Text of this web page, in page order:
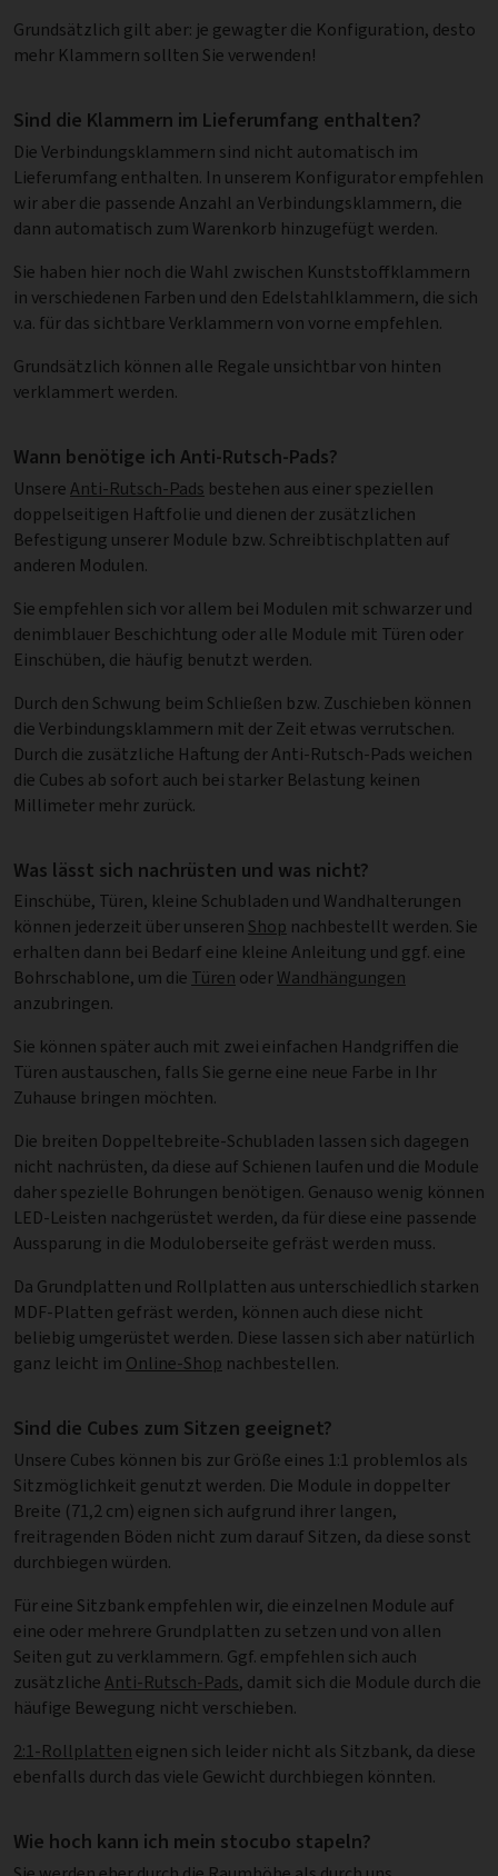
Grundsätzlich gilt aber: je gewagter die Konfiguration, desto
mehr Klammern sollten Sie verwenden!
Sind die Klammern im Lieferumfang enthalten?
Die Verbindungsklammern sind nicht automatisch im
Lieferumfang enthalten. In unserem Konfigurator empfehlen
wir aber die passende Anzahl an Verbindungsklammern, die
dann automatisch zum Warenkorb hinzugefügt werden.
Sie haben hier noch die Wahl zwischen Kunststoffklammern
in verschiedenen Farben und den Edelstahlklammern, die sich
v.a. für das sichtbare Verklammern von vorne empfehlen.
Grundsätzlich können alle Regale unsichtbar von hinten
verklammert werden.
Wann benötige ich Anti-Rutsch-Pads?
UnsereAnti-Rutsch-Pads bestehen aus einer speziellen
doppelseitigen Haftfolie und dienen der zusätzlichen
Befestigung unserer Module bzw. Schreibtischplatten auf
anderen Modulen.
Sie empfehlen sich vor allem bei Modulen mit schwarzer und
denimblauer Beschichtung oder alle Module mit Türen oder
Einschüben, die häufig benutzt werden.
Durch den Schwung beim Schließen bzw. Zuschieben können
die Verbindungsklammern mit der Zeit etwas verrutschen.
Durch die zusätzliche Haftung der Anti-Rutsch-Pads weichen
die Cubes ab sofort auch bei starker Belastung keinen
Millimeter mehr zurück.
Was lässt sich nachrüsten und was nicht?
Einschübe, Türen, kleine Schubladen und Wandhalterungen
können jederzeit über unseren Shop nachbestellt werden. Sie
erhalten dann bei Bedarf eine kleine Anleitung und ggf. eine
Bohrschablone, um die Türen oderWandhängungen
anzubringen.
Sie können später auch mit zwei einfachen Handgriffen die
Türen austauschen, falls Sie gerne eine neue Farbe in Ihr
Zuhause bringen möchten.
Die breiten Doppeltebreite-Schubladen lassen sich dagegen
nicht nachrüsten, da diese auf Schienen laufen und die Module
daher spezielle Bohrungen benötigen. Genauso wenig können
LED-Leisten nachgerüstet werden, da für diese eine passende
Aussparung in die Moduloberseite gefräst werden muss.
Da Grundplatten und Rollplatten aus unterschiedlich starken
MDF-Platten gefräst werden, können auch diese nicht
beliebig umgerüstet werden. Diese lassen sich aber natürlich
ganz leicht im Online-Shop nachbestellen.
Sind die Cubes zum Sitzen geeignet?
Unsere Cubes können bis zur Größe eines 1:1 problemlos als
Sitzmöglichkeit genutzt werden. Die Module in doppelter
Breite (71,2 cm) eignen sich aufgrund ihrer langen,
freitragenden Böden nicht zum darauf Sitzen, da diese sonst
durchbiegen würden.
Für eine Sitzbank empfehlen wir, die einzelnen Module auf
eine oder mehrere Grundplatten zu setzen und von allen
Seiten gut zu verklammern. Ggf. empfehlen sich auch
zusätzlicheAnti-Rutsch-Pads, damit sich die Module durch die
häufige Bewegung nicht verschieben.
2:1-Rollplatteneignen sich leider nicht als Sitzbank, da diese
ebenfalls durch das viele Gewicht durchbiegen könnten.
Wie hoch kann ich mein stocubo stapeln?